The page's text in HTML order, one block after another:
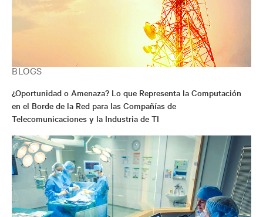
BLOGS
¿Oportunidad o Amenaza? Lo que Representa la Computación
en el Borde de la Red para las Compañías de
Telecomunicaciones y la Industria de TI